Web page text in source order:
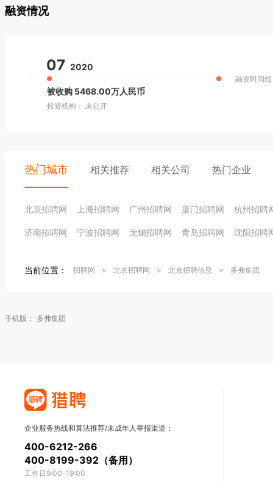
融资情况
07 2020
被收购 5468.00万人民币
投资机构： 未公开
融资时间线
热门城市 相关推荐 相关公司 热门企业
北京招聘网 上海招聘网 广州招聘网 厦门招聘网 杭州招聘
济南招聘网 宁波招聘网 无锡招聘网 青岛招聘网 沈阳招聘
当前位置： 招聘网 > 北京招聘网 > 北京招聘信息 > 多弗集团
手机版： 多弗集团